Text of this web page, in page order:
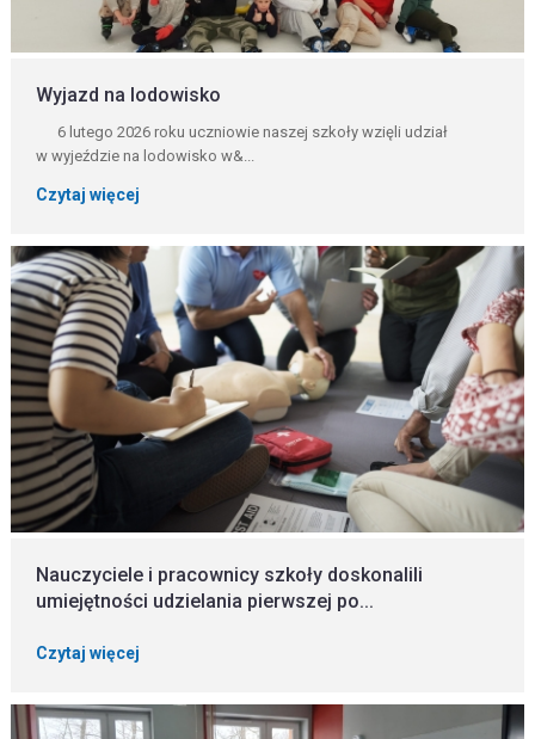
Wyjazd na lodowisko
6 lutego 2026 roku uczniowie naszej szkoły wzięli udział
w wyjeździe na lodowisko w&...
Czytaj więcej
Nauczyciele i pracownicy szkoły doskonalili
umiejętności udzielania pierwszej po...
Czytaj więcej